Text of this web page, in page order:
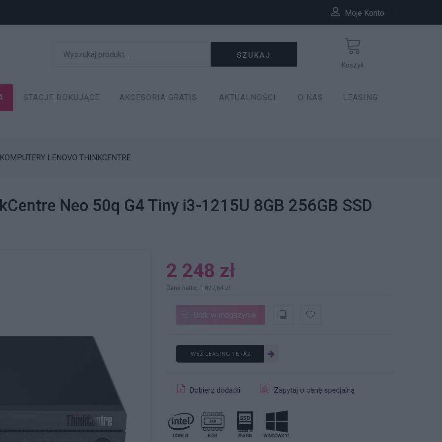
Moje Konto
SZUKAJ
Koszyk
STACJE DOKUJĄCE AKCESORIA GRATIS AKTUALNOŚCI O NAS LEASING
KOMPUTERY LENOVO THINKCENTRE
Neo 50q G4 Tiny i3-1215U 8GB 256GB SSD
2 248 zł
Cena netto: 1 827,64 zł
Brak w magazynie
WEŹ LEASING TERAZ
Dobierz dodatki Zapytaj o cenę specjalną